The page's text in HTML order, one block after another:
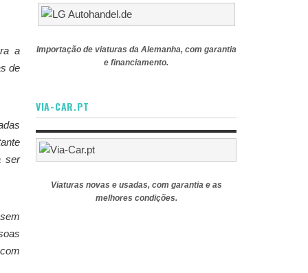
a
de
ser
Importação de viaturas da Alemanha, com garantia
e financiamento.
VIA-CAR.PT
Viaturas novas e usadas, com garantia e as
melhores condições.